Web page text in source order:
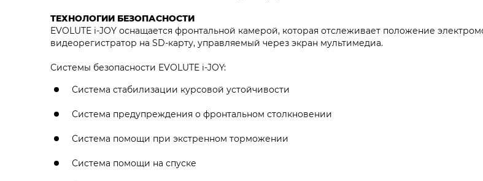
ТЕХНОЛОГИИ БЕЗОПАСНОСТИ
EVOLUTE i‑JOY оснащается фронтальной камерой, которая отслеживает положение
видеорегистратор на SD-карту, управляемый через экран мультимедиа.
Системы безопасности EVOLUTE i‑JOY:
Система стабилизации курсовой устойчивости
Система предупреждения о фронтальном столкновении
Система помощи при экстренном торможении
Система помощи на спуске